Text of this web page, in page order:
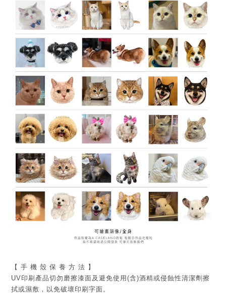
【 手 機 殼 保 養 方 法 】
UV印刷產品切勿磨擦漆面及 避免使用(含)酒精或侵蝕性清潔劑擦
拭或濕敷，以免破壞印刷字面。